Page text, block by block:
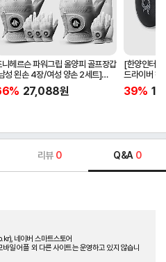
니헤르슨 파워그립 올양피 골프장갑
성 왼손 4장/여성 양손 2세트]
이트][케이스포함]
27,088원
[한양인터
드라이버 헤
[HD-302]
39%
리뷰 0 Q&A 0
네이버 스마트스토어
일 어플 외 다른 사이트는 운영하고 있지 않습니